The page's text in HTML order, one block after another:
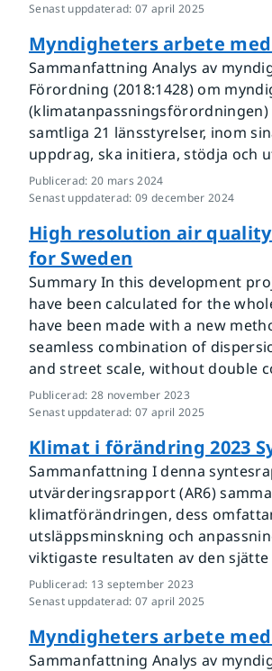
Senast uppdaterad:07 april 2025
Myndigheters arbete
Sammanfattning Analys av
Förordning (2018:1428) om
samtliga 21 länsstyrelser, inom
uppdrag, ska initiera, stödja och
Publicerad: 20 mars 2024
Senast uppdaterad:09 december 2024
High resolution air quality
for Sweden
Summary In this development
have been calculated for the
have been made with a new
seamless combination of
and street scale, without double
Publicerad: 28 november 2023
Senast uppdaterad:07 april 2025
Klimat i förändring 2023
Sammanfattning I denna
utvärderingsrapport (AR6)
klimatförändringen, dess
utsläppsminskning och
viktigaste resultaten av den
Publicerad: 13 september 2023
Senast uppdaterad:07 april 2025
Myndigheters arbete
Sammanfattning Analys av